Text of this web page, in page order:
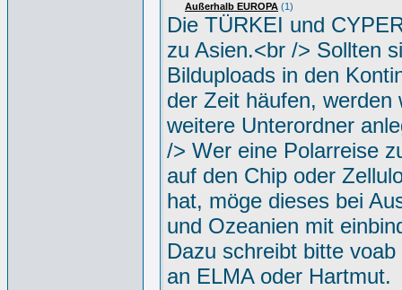
Außerhalb EUROPA (1)
Die TÜRKEI und
zu Asien.<br /> Sollten
Bilduploads in den
der Zeit häufen, werden
weitere Unterordner
/> Wer eine Polarreise
auf den Chip oder
hat, möge dieses bei
und Ozeanien mit
Dazu schreibt bitte
an ELMA oder Hartmut.